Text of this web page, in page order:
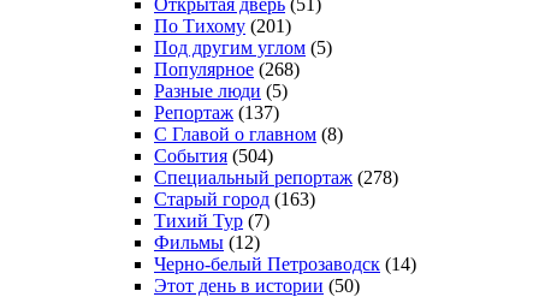
По Тихому (201)
Под другим углом (5)
Популярное (268)
Разные люди (5)
Репортаж (137)
С Главой о главном (8)
События (504)
Специальный репортаж (278)
Старый город (163)
Тихий Тур (7)
Фильмы (12)
Черно-белый Петрозаводск (14)
Этот день в истории (50)